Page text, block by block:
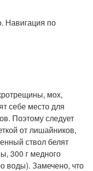
мох,
себе место для
Поэтому следует
от лишайников,
ствол белят
300 г медного
воды). Замечено, что